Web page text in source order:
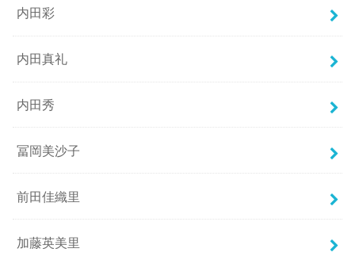
内田彩
内田真礼
内田秀
冨岡美沙子
前田佳織里
加藤英美里